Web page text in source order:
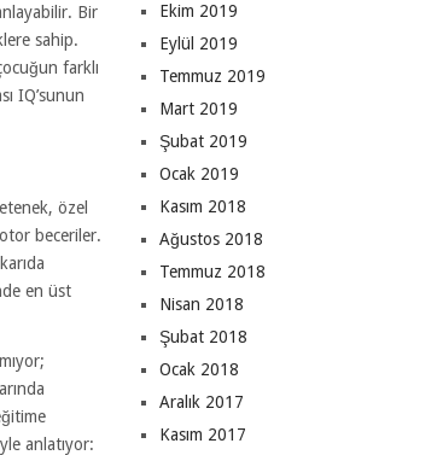
Bir
sahip.
farklı
IQ’sunun
özel
beceriler.
en üst
anlatıyor:
Ekim 2019
Eylül 2019
Temmuz 2019
Mart 2019
Şubat 2019
Ocak 2019
Kasım 2018
Ağustos 2018
Temmuz 2018
Nisan 2018
Şubat 2018
Ocak 2018
Aralık 2017
Kasım 2017